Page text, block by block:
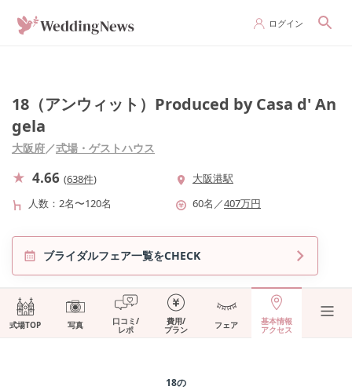
ログイン
18（アンウィット）Produced by Casa d' An
gela
大阪府／式場・ゲストハウス
4.66 (638件)
大阪港駅
人数
2名〜120名 60名 ／407万円
ブライダルフェア一覧をCHECK
式場TOP 写真 口コミ/
レポ
費用/
プラン フェア 基本情報
アクセス
18の